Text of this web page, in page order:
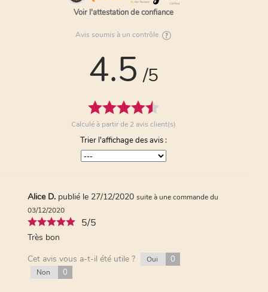
Voir l'attestation de confiance
Avis soumis à un contrôle
4.5 /5
Calculé à partir de 2 avis client(s)
Trier l'affichage des avis :
Alice D. publié le 27/12/2020 suite à une commande du
03/12/2020
5/5
Très bon
Cet avis vous a-t-il été utile ?
Oui 0
Non 0